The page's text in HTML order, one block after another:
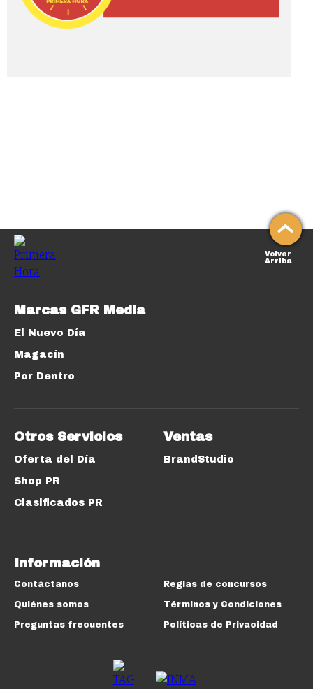
Volver
Arriba
Marcas GFR Media
El Nuevo Día
Magacín
Por Dentro
Otros Servicios
Oferta del Día
Shop PR
Clasificados PR
Ventas
BrandStudio
Información
Contáctanos
Quiénes somos
Preguntas frecuentes
Reglas de concursos
Términos y Condiciones
Políticas de Privacidad